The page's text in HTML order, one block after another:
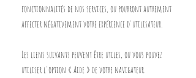
fonctionnalités de nos services, ou pourront autrement
affecter négativement votre expérience d'utilisateur.
Les liens suivants peuvent être utiles, ou vous pouvez
utiliser l'option « Aide » de votre navigateur.